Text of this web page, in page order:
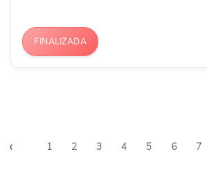
FINALIZADA
‹ 1 2 3 4 5 6 7